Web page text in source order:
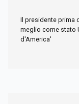
Il presidente prima
meglio come stato
d'America'